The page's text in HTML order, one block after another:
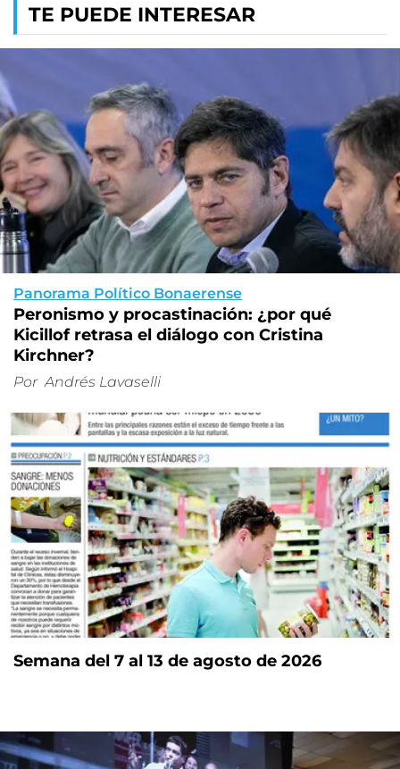
TE PUEDE INTERESAR
Panorama Político Bonaerense
Peronismo y procastinación: ¿por qué
Kicillof retrasa el diálogo con Cristina
Kirchner?
Por Andrés Lavaselli
Semana del 7 al 13 de agosto de 2026